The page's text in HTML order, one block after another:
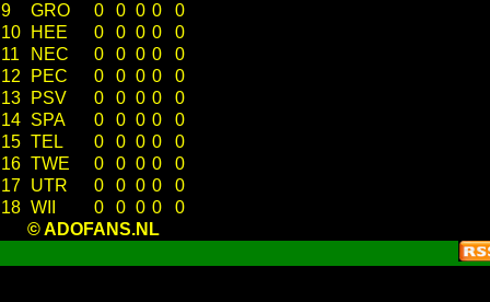
9
GRO 0 0 0 0
0
10
HEE 0 0 0 0
0
11
NEC 0 0 0 0
0
12
PEC 0 0 0 0
0
13
PSV 0 0 0 0
0
14 SPA 0 0 0 0
0
15 TEL 0 0 0 0
0
16 TWE 0 0 0 0
0
17 UTR 0 0 0 0
0
18 WII 0 0 0 0
0
© ADOFANS.NL